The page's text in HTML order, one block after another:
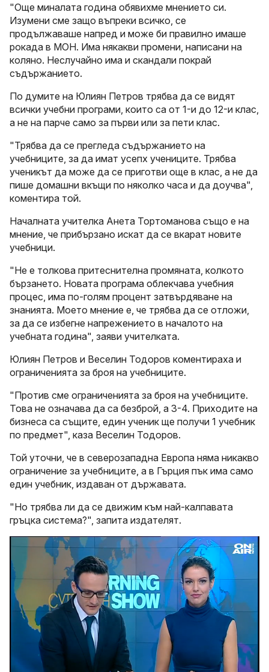
"Още миналата година обявихме мнението си.
Изумени сме защо въпреки всичко, се
продължаваше напред и може би правилно имаше
рокада в МОН. Има някакви промени, написани на
коляно. Неслучайно има и скандали покрай
съдържанието.
По думите на Юлиян Петров трябва да се видят
всички учебни програми, които са от 1-и до 12-и клас,
а не на парче само за първи или за пети клас.
"Трябва да се прегледа съдържанието на
учебниците, за да имат усепх учениците. Трябва
ученикът да може да се приготви още в клас, а не да
пише домашни вкъщи по няколко часа и да доучва",
коментира той.
Началната учителка Анета Тортоманова също е на
мнение, че прибързано искат да се вкарат новите
учебници.
"Не е толкова притеснителна промяната, колкото
бързането. Новата програма облекчава учебния
процес, има по-голям процент затвърдяване на
знанията. Моето мнение е, че трябва да се отложи,
за да се избегне напрежението в началото на
учебната година", заяви учителката.
Юлиян Петров и Веселин Тодоров коментираха и
ограниченията за броя на учебниците.
"Против сме ограниченията за броя на учебниците.
Това не означава да са безброй, а 3-4. Приходите на
бизнеса са същите, един ученик ще получи 1 учебник
по предмет", каза Веселин Тодоров.
Той уточни, че в северозападна Европа няма никакво
ограничение за учебниците, а в Гърция пък има само
един учебник, издаван от държавата.
"Но трябва ли да се движим към най-калпавата
гръцка система?", запита издателят.